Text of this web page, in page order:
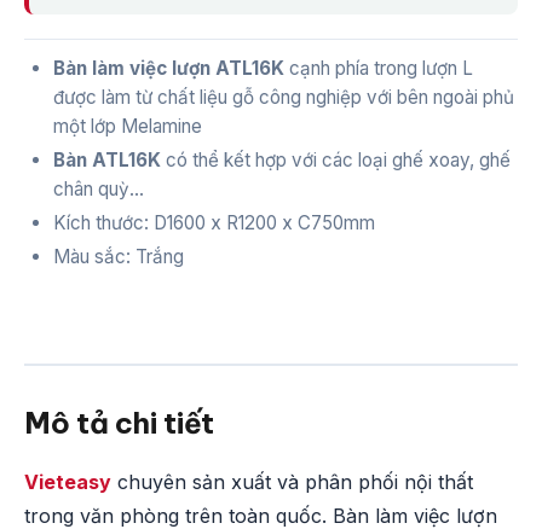
Bàn làm việc lượn ATL16K cạnh phía trong lượn L
được làm từ chất liệu gỗ công nghiệp với bên ngoài phủ
một lớp Melamine
Bàn ATL16K có thể kết hợp với các loại ghế xoay, ghế
chân quỳ…
Kích thước: D1600 x R1200 x C750mm
Màu sắc: Trắng
Mô tả chi tiết
Vieteasy chuyên sản xuất và phân phối nội thất
trong văn phòng trên toàn quốc. Bàn làm việc lượn